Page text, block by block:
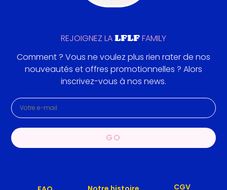
REJOIGNEZ LALFLFFAMILY
Comment ? Vous ne voulez plus rien rater de nos
nouveautés et offres promotionnelles ? Alors
inscrivez-vous à nos news.
GO
CGV